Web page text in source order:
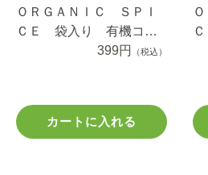
ＯＲＧＡＮＩＣ ＳＰＩ
ＣＥ 袋入り 有機コリ
アンダー（パウダー）
399円 （税込）
カートに入れる